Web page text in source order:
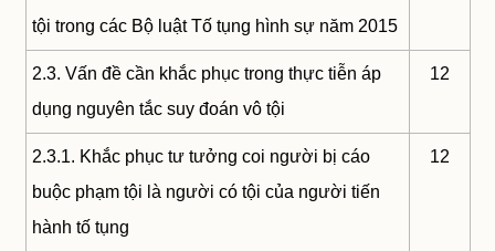
tội trong các Bộ luật Tố tụng hình sự năm 2015
2.3. Vấn đề cần khắc phục trong thực tiễn áp
dụng nguyên tắc suy đoán vô tội
12
2.3.1. Khắc phục tư tưởng coi người bị cáo
buộc phạm tội là người có tội của người tiến
hành tố tụng
12